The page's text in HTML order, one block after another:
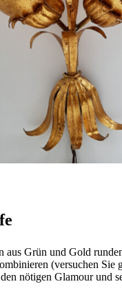
aus Grün und Gold
(versuchen Sie
nötigen Glamour und